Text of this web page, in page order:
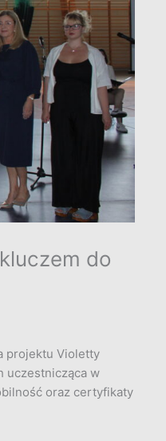
do
projektu Violetty
uczestnicząca w
oraz certyfikaty